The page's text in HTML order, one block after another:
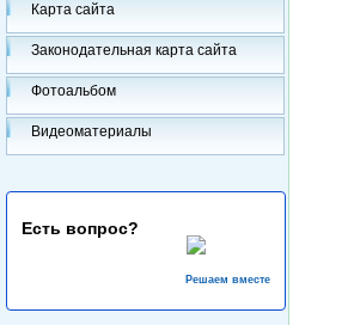
Карта сайта
Законодательная карта сайта
Фотоальбом
Видеоматериалы
Есть вопрос?
Решаем вместе